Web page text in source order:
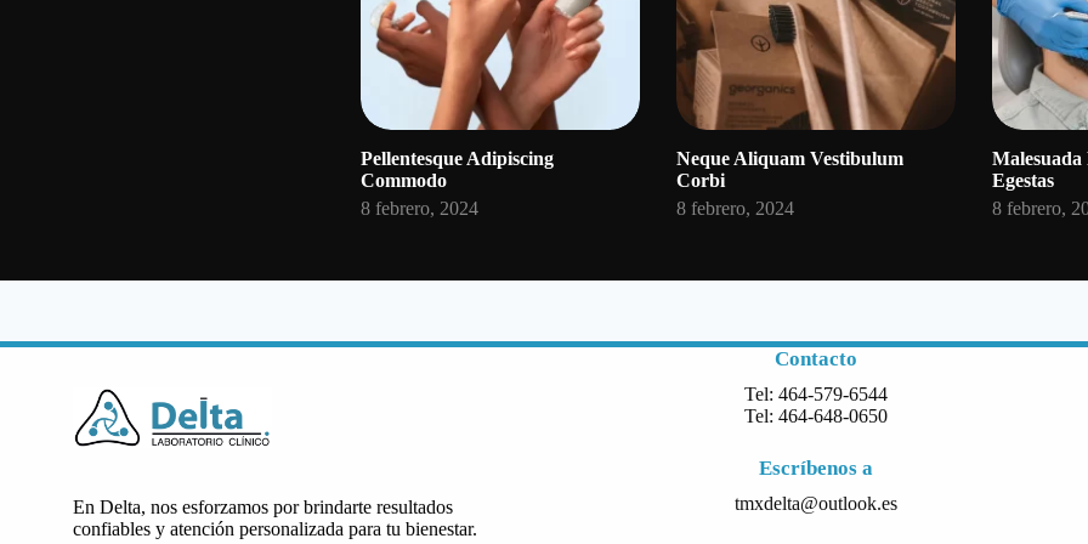
Pellentesque Adipiscing
Commodo
8 febrero, 2024
Neque Aliquam Vestibulum
Corbi
8 febrero, 2024
Malesuada
Egestas
8 febrero,
En Delta, nos esforzamos por brindarte resultados
confiables y atención personalizada para tu bienestar.
Contacto
Tel: 464-579-6544
Tel: 464-648-0650
Escríbenos a
tmxdelta@outlook.es